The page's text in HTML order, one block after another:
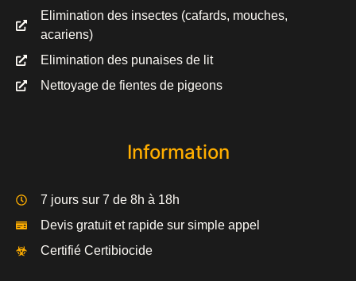
Elimination des insectes (cafards, mouches,
acariens)
Elimination des punaises de lit
Nettoyage de fientes de pigeons
Information
7 jours sur 7 de 8h à 18h
Devis gratuit et rapide sur simple appel
Certifié Certibiocide